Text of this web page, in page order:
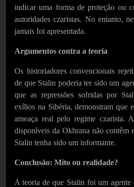
indicar uma forma de proteção ou
autoridades czaristas. No entanto,
jamais foi apresentada.
Argumentos contra a teoria
Os historiadores convencionais
de que Stalin poderia ter sido um
que as repressões sofridas por
exílios na Sibéria, demonstram que
ameaça real pelo regime czarista.
disponíveis da Okhrana não contêm
Stalin tenha sido um informante.
Conclusão: Mito ou realidade?
A teoria de que Stalin foi um